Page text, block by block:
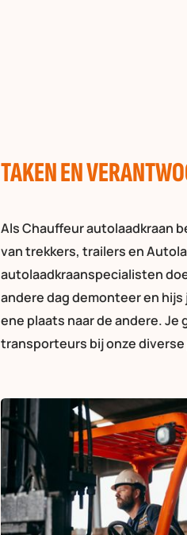
TAKEN EN
Als Chauffeur autolaadkraan
van trekkers, trailers en
autolaadkraanspecialisten
andere dag demonteer en
ene plaats naar de andere. Je
transporteurs bij onze